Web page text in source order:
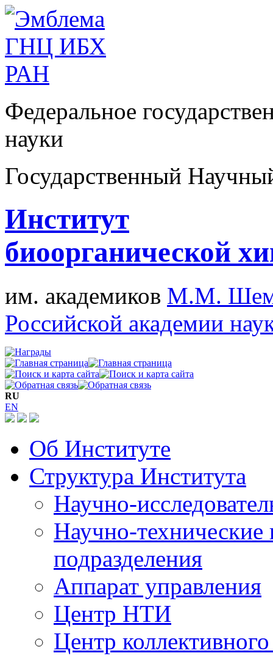
Федеральное
науки
Государственный
Институт
биоорганической
им. академиков М.М.
Российской академии
RU
EN
Об Институте
Структура Института
Научно-
Научно-технические
подразделения
Аппарат управления
Центр НТИ
Центр